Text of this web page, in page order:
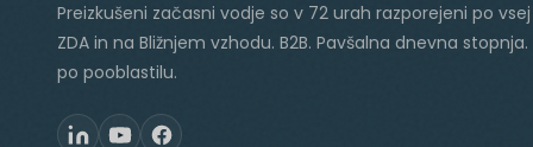
Preizkušeni začasni vodje so v 72 urah razporejeni po vsej
ZDA in na Bližnjem vzhodu. B2B. Pavšalna dnevna
po pooblastilu.